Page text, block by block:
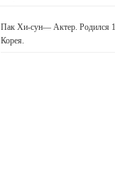
Пак Хи-сун— Актер. Родился
Корея.